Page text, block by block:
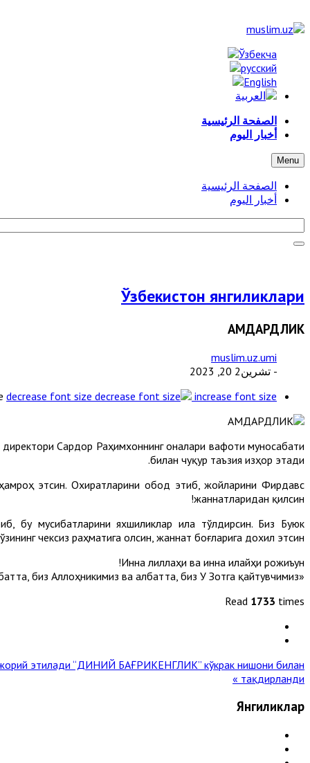
الصفحة الرئيسية
أخبار اليوم
Menu
الصفحة الرئيسية
أخبار اليوم
Ўзбекистон янгиликлари
ҲАМДАРДЛИК
muslim.uz.umi
- تشرين2 20, 2023
decrease font size increase font size
Сардор Раҳимхоннинг оналари вафоти муносабати
билан чуқур таъзия изҳор этади.
этсин. Охиратларини обод этиб, жойларини Фирдавс
жаннатларидан қилсин!
бу мусибатларини яхшиликлар ила тўлдирсин. Биз Буюк
чексиз раҳматига олсин, жаннат боғларига дохил этсин.
Инна лиллаҳи ва инна илайҳи рожиъун!
«Албатта, биз Аллоҳникимиз ва албатта, биз У Зотга қайтувчимиз».
Read 1733 times
этилади “ДИНИЙ БАҒРИКЕНГЛИК” кўкрак нишони билан
тақдирланди »
Янгиликлар